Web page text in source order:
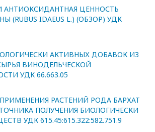
АНТИОКСИДАНТНАЯ ЦЕННОСТЬ
IDAEUS L.) (ОБЗОР) УДК
АКТИВНЫХ ДОБАВОК ИЗ
ВИНОДЕЛЬЧЕСКОЙ
УДК 66.663.05
РАСТЕНИЙ РОДА БАРХАТ
ПОЛУЧЕНИЯ БИОЛОГИЧЕСКИ
УДК 615.45:615.322:582.751.9